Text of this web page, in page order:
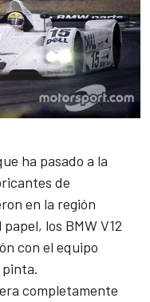
ha pasado a la
de
en la región
los BMW V12
con el equipo
pinta.
completamente